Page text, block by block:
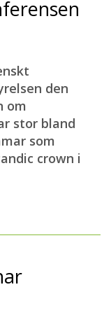
den
om
stor bland
som
crown i